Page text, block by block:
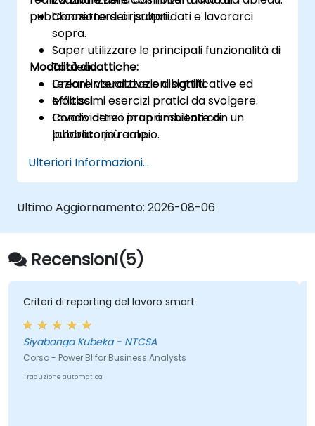
pubblicazione dei risultati.
Connettersi ai propri dati e lavorarci
sopra.
Saper utilizzare le principali funzionalità di
Tableau.
Creare visualizzazioni significative ed
efficaci.
Condividere i propri risultati con un
pubblico più ampio.
Modalità didattiche:
Lezioni interattive e dibattiti.
Moltissimi esercizi pratici da svolgere.
Lavoro attivo in un ambiente di
laboratorio reale.
da realizzare al termine del corso
Ulteriori Informazioni...
Ultimo Aggiornamento: 2026-08-06
Recensioni(5)
Criteri di reporting del lavoro smart
Siyabonga Kubeka - NTCSA
Corso - Power BI for Business Analysts
Traduzione automatica